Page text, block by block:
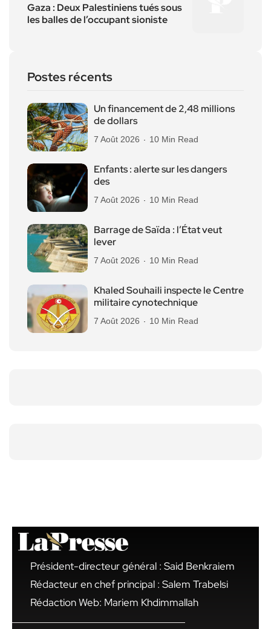
Gaza : Deux Palestiniens tués sous
les balles de l’occupant sioniste
Postes récents
Un financement de 2,48 millions
de dollars
7 Août 2026 10 Min Read
Enfants : alerte sur les dangers
des
7 Août 2026 10 Min Read
Barrage de Saïda : l’État veut
lever
7 Août 2026 10 Min Read
Khaled Souhaili inspecte le Centre
militaire cynotechnique
7 Août 2026 10 Min Read
Président-directeur général : Said Benkraiem
Rédacteur en chef principal : Salem Trabelsi
Rédaction Web: Mariem Khdimmallah